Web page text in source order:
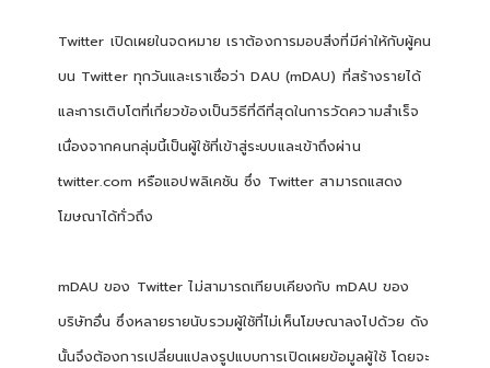
Twitter เปิดเผยในจดหมาย เราต้องการมอบสิ่งที่มีค่าให้กับผู้คน
บน Twitter ทุกวันและเราเชื่อว่า DAU (mDAU) ที่สร้างรายได้
และการเติบโตที่เกี่ยวข้องเป็นวิธีที่ดีที่สุดในการวัดความสำเร็จ
เนื่องจากคนกลุ่มนี้เป็นผู้ใช้ที่เข้าสู่ระบบและเข้าถึงผ่าน
twitter.com หรือแอปพลิเคชัน ซึ่ง Twitter สามารถแสดง
โฆษณาได้ทั่วถึง
mDAU ของ Twitter ไม่สามารถเทียบเคียงกับ mDAU ของ
บริษัทอื่น ซึ่งหลายรายนับรวมผู้ใช้ที่ไม่เห็นโฆษณาลงไปด้วย ดัง
นั้นจึงต้องการเปลี่ยนแปลงรูปแบบการเปิดเผยข้อมูลผู้ใช้ โดยจะ